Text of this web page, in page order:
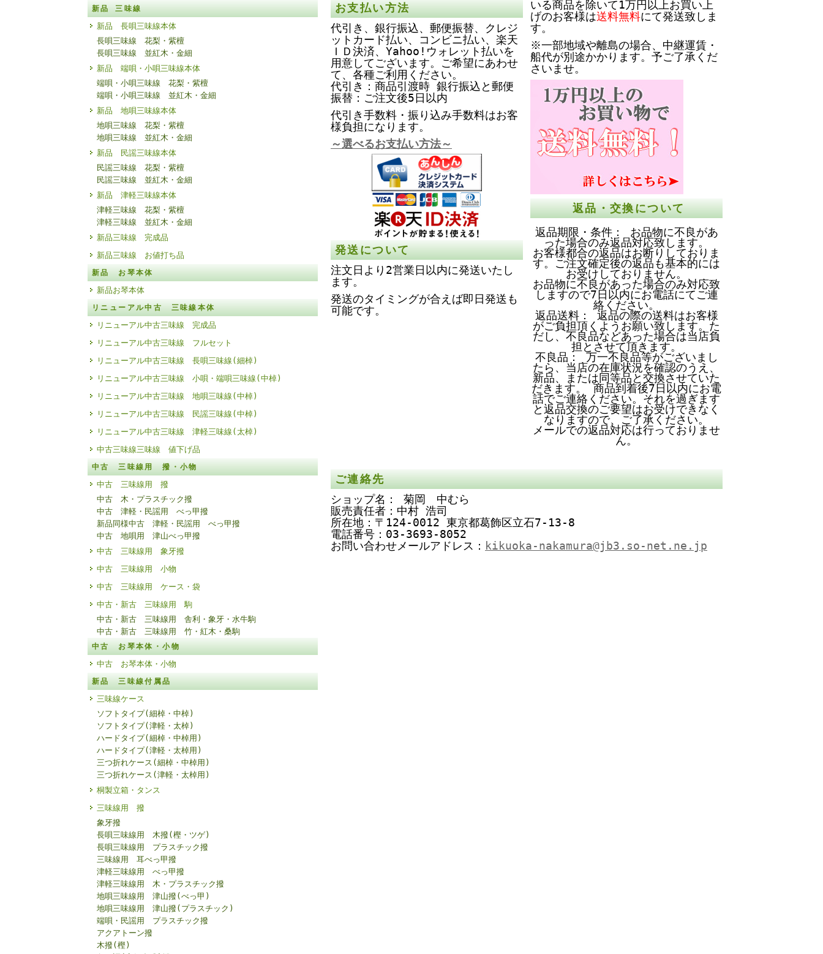
新品 三味線
新品 長唄三味線本体
長唄三味線 花梨・紫檀
長唄三味線 並紅木・金細
新品 端唄・小唄三味線本体
端唄・小唄三味線 花梨・紫檀
端唄・小唄三味線 並紅木・金細
新品 地唄三味線本体
地唄三味線 花梨・紫檀
地唄三味線 並紅木・金細
新品 民謡三味線本体
民謡三味線 花梨・紫檀
民謡三味線 並紅木・金細
新品 津軽三味線本体
津軽三味線 花梨・紫檀
津軽三味線 並紅木・金細
新品三味線 完成品
新品三味線 お値打ち品
新品 お琴本体
新品お琴本体
リニューアル中古 三味線本体
リニューアル中古三味線 完成品
リニューアル中古三味線 フルセット
リニューアル中古三味線 長唄三味線(細棹)
リニューアル中古三味線 小唄・端唄三味線(中棹)
リニューアル中古三味線 地唄三味線(中棹)
リニューアル中古三味線 民謡三味線(中棹)
リニューアル中古三味線 津軽三味線(太棹)
中古三味線三味線 値下げ品
中古 三味線用 撥・小物
中古 三味線用 撥
中古 木・プラスチック撥
中古 津軽・民謡用 べっ甲撥
新品同様中古 津軽・民謡用 べっ甲撥
中古 地唄用 津山べっ甲撥
中古 三味線用 象牙撥
中古 三味線用 小物
中古 三味線用 ケース・袋
中古・新古 三味線用 駒
中古・新古 三味線用 舎利・象牙・水牛駒
中古・新古 三味線用 竹・紅木・桑駒
中古 お琴本体・小物
中古 お琴本体・小物
新品 三味線付属品
三味線ケース
ソフトタイプ(細棹・中棹)
ソフトタイプ(津軽・太棹)
ハードタイプ(細棹・中棹用)
ハードタイプ(津軽・太棹用)
三つ折れケース(細棹・中棹用)
三つ折れケース(津軽・太棹用)
桐製立箱・タンス
三味線用 撥
象牙撥
長唄三味線用 木撥(樫・ツゲ)
長唄三味線用 プラスチック撥
三味線用 耳べっ甲撥
津軽三味線用 べっ甲撥
津軽三味線用 木・プラスチック撥
地唄三味線用 津山撥(べっ甲)
地唄三味線用 津山撥(プラスチック)
端唄・民謡用 プラスチック撥
アクアトーン撥
木撥(樫)
お支払い方法
代引き、銀行振込、郵便振替、クレジ
ットカード払い、コンビニ払い、楽天
ＩＤ決済、Yahoo!ウォレット払いを
用意してございます。ご希望にあわせ
て、各種ご利用ください。
代引き：商品引渡時 銀行振込と郵便
振替：ご注文後5日以内
代引き手数料・振り込み手数料はお客
様負担になります。
～選べるお支払い方法～
発送について
注文日より2営業日以内に発送いたし
ます。
発送のタイミングが合えば即日発送も
可能です。
いる商品を除いて1万円以上お買い上
げのお客様は送料無料にて発送致しま
す。
※一部地域や離島の場合、中継運賃・
船代が別途かかります。予ご了承くだ
さいませ。
返品・交換について
返品期限・条件： お品物に不良があ
った場合のみ返品対応致します。
お客様都合の返品はお断りしておりま
す。ご注文確定後の返品も基本的には
お受けしておりません。
お品物に不良があった場合のみ対応致
しますので7日以内にお電話にてご連
絡ください。
返品送料： 返品の際の送料はお客様
がご負担頂くようお願い致します。た
だし、不良品などあった場合は当店負
担とさせて頂きます。
不良品： 万一不良品等がございまし
たら、当店の在庫状況を確認のうえ、
新品、または同等品と交換させていた
だきます。 商品到着後7日以内にお電
話でご連絡ください。それを過ぎます
と返品交換のご要望はお受けできなく
なりますので、ご了承ください。
メールでの返品対応は行っておりませ
ん。
ご連絡先
ショップ名： 菊岡 中むら
販売責任者：中村 浩司
所在地：〒124-0012 東京都葛飾区立石7-13-8
電話番号：03-3693-8052
お問い合わせメールアドレス： kikuoka-nakamura@jb3.so-net.ne.jp